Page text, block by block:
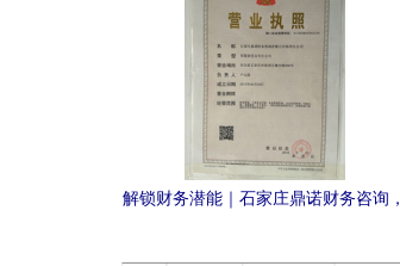
解锁财务潜能｜石家庄鼎诺财务咨询，